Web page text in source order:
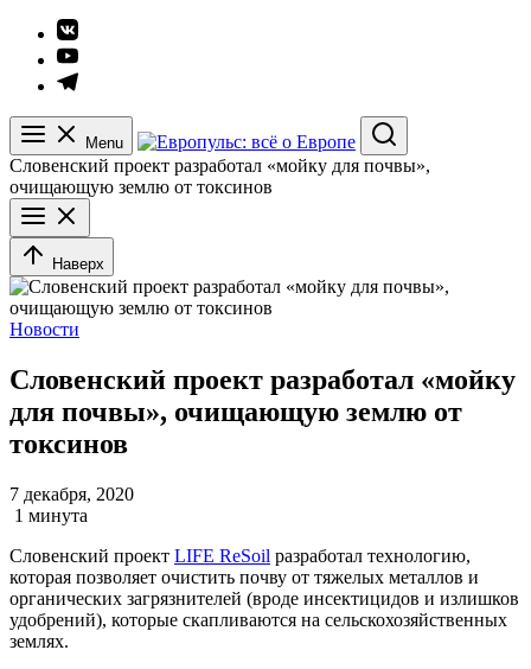
Элемент
меню
Элемент
меню
Элемент
Menu
Search
Словенский проект разработал «мойку для почвы»,
очищающую землю от токсинов
Наверх
Новости
Словенский проект разработал «мойку
для почвы», очищающую землю от
токсинов
7 декабря, 2020
1 минута
Словенский проект LIFE ReSoil разработал технологию,
которая позволяет очистить почву от тяжелых металлов и
органических загрязнителей (вроде инсектицидов и излишков
удобрений), которые скапливаются на сельскохозяйственных
землях.